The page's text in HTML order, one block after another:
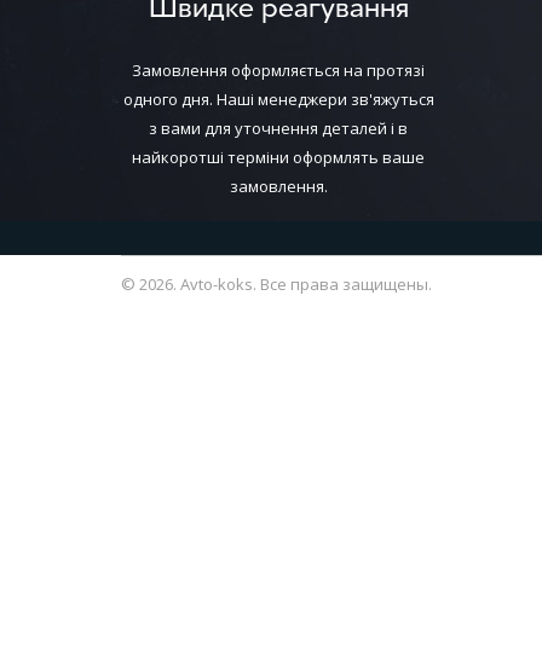
Швидке реагування
Замовлення оформляється на протязі
одного дня. Наші менеджери зв'яжуться
з вами для уточнення деталей і в
найкоротші терміни оформлять ваше
замовлення.
© 2026. Avto-koks. Все права защищены.